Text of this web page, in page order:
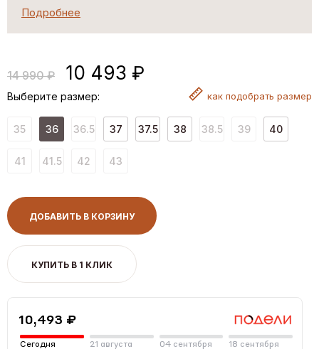
Подробнее
14 990 ₽ 10 493 ₽
Выберите размер: как подобрать размер
35 36 36.5 37 37.5 38 38.5 39 40
41 41.5 42 43
ДОБАВИТЬ В КОРЗИНУ
КУПИТЬ В 1 КЛИК
10,493 ₽
Сегодня 21 августа 04 сентября 18 сентября